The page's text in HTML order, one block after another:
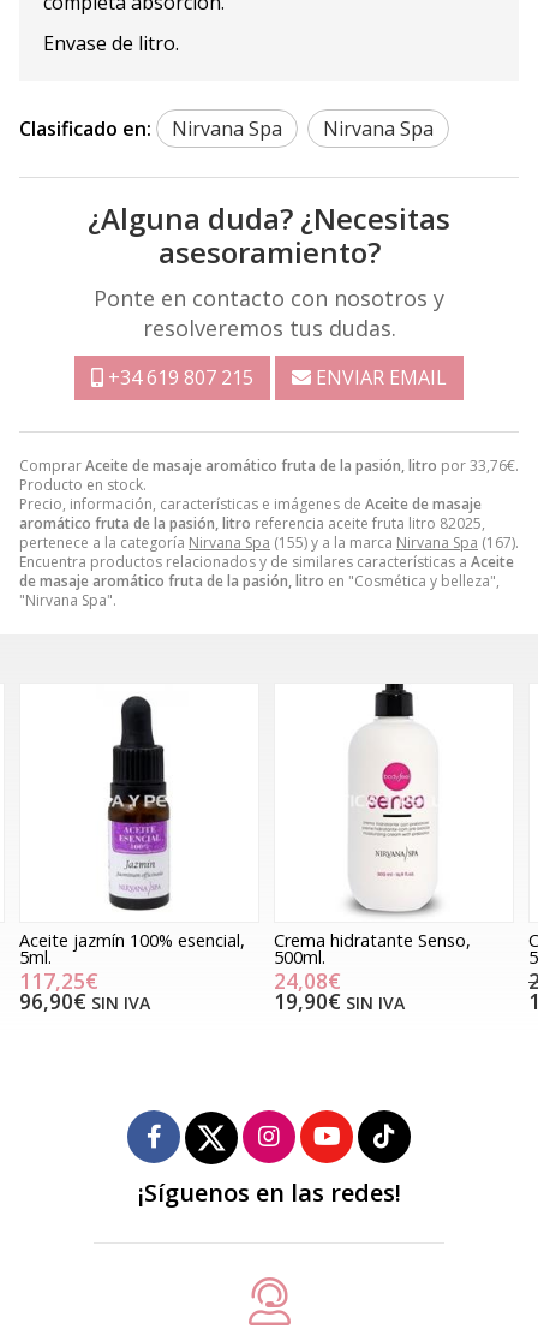
ComprarAceite de masaje aromático fruta de la pasión, litro por33,76€.
Producto en stock.
Precio, información, características e imágenes de Aceite de masaje
aromático fruta de la pasión, litro referencia aceite fruta litro 82025,
pertenece a la categoría Nirvana Spa (155) y a la marca Nirvana Spa (167).
Encuentra productos relacionados y de similares características a Aceite
de masaje aromático fruta de la pasión, litro en "Cosmética y belleza",
"Nirvana Spa".
Envase de litro.
Clasificado en: Nirvana Spa Nirvana Spa
¿Alguna duda? ¿Necesitas
asesoramiento?
Ponte en contacto con nosotros y
resolveremos tus dudas.
+34 619 807 215 ENVIAR EMAIL
Aceite jazmín 100% esencial,
5ml.
117,25€
96,90€ SIN IVA
Crema hidratante Senso,
500ml.
24,08€
19,90€ SIN IVA
¡Síguenos en las redes!